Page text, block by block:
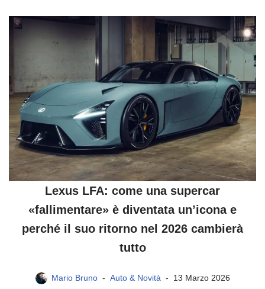
Lexus LFA: come una supercar
«fallimentare» è diventata un’icona e
perché il suo ritorno nel 2026 cambierà
tutto
Mario Bruno Auto & Novità 13 Marzo 2026